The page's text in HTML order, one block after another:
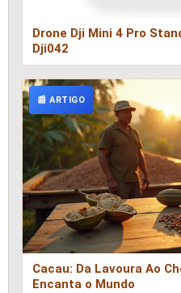
Drone Dji Mini 4 Pro
Dji042
📰 ARTIGO
Cacau: Da Lavoura Ao
Encanta o Mundo